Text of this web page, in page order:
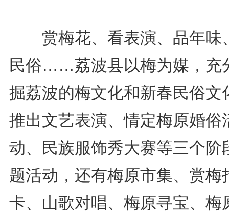
赏梅花、看表演、品年味
民俗……荔波县以梅为媒，充
掘荔波的梅文化和新春民俗文
推出文艺表演、情定梅原婚俗
动、民族服饰秀大赛等三个阶
题活动，还有梅原市集、赏梅
卡、山歌对唱、梅原寻宝、梅